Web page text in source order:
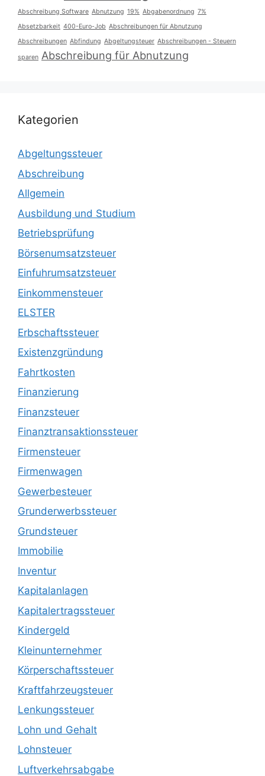
Abschreibung Software Abnutzung 19% Abgabenordnung 7%
Absetzbarkeit 400-Euro-Job Abschreibungen für Abnutzung
Abschreibungen Abfindung Abgeltungsteuer Abschreibungen - Steuern
sparen Abschreibung für Abnutzung
Kategorien
Abgeltungssteuer
Abschreibung
Allgemein
Ausbildung und Studium
Betriebsprüfung
Börsenumsatzsteuer
Einfuhrumsatzsteuer
Einkommensteuer
ELSTER
Erbschaftssteuer
Existenzgründung
Fahrtkosten
Finanzierung
Finanzsteuer
Finanztransaktionssteuer
Firmensteuer
Firmenwagen
Gewerbesteuer
Grunderwerbssteuer
Grundsteuer
Immobilie
Inventur
Kapitalanlagen
Kapitalertragssteuer
Kindergeld
Kleinunternehmer
Körperschaftssteuer
Kraftfahrzeugsteuer
Lenkungssteuer
Lohn und Gehalt
Lohnsteuer
Luftverkehrsabgabe